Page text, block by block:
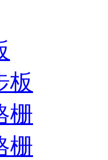
板
栅
栅